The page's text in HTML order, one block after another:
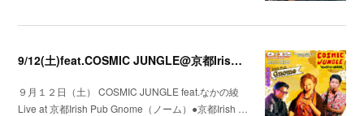
9/12(土)feat.COSMIC JUNGLE@京都Irish Pub Gnome（ノーム）
９月１２日（土） COSMIC JUNGLE feat.なかの綾
Live at 京都Irish Pub Gnome（ノーム）●京都Irish …